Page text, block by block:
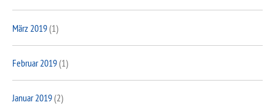
März 2019(1)
Februar 2019(1)
Januar 2019(2)